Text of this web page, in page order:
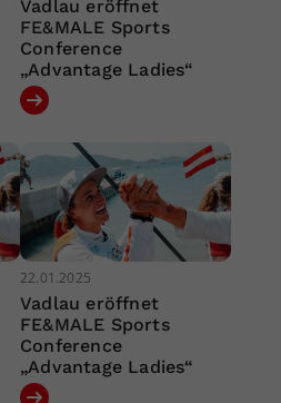
Vadlau eröffnet
FE&MALE Sports
Conference
„Advantage Ladies“
22.01.2025
Vadlau eröffnet
FE&MALE Sports
Conference
„Advantage Ladies“